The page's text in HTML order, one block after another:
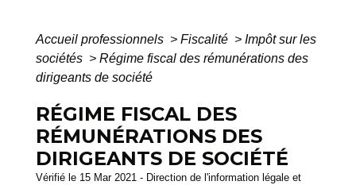
Accueil professionnels > Fiscalité > Impôt sur les
sociétés > Régime fiscal des rémunérations des
dirigeants de société
RÉGIME FISCAL DES
RÉMUNÉRATIONS DES
DIRIGEANTS DE SOCIÉTÉ
Vérifié le 15 Mar 2021 - Direction de l'information légale et